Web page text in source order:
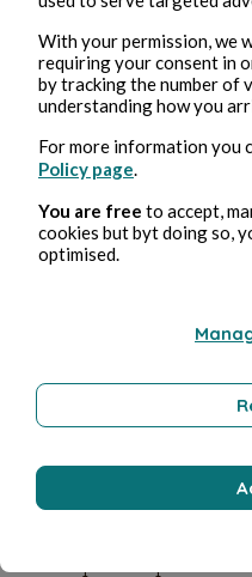
— Je ne te laisserai
jetant sur l’un de ses
Leurs lames
fusionnant avec
attaques étaient
visage déformé par
Airk, Mims et
horreur, devant cette
— Nous ne pouvons
devant cette bataille
sous leurs yeux,
autres, leur folie
leurs gestes étaient
With your permission, we
requiring your consent in
by tracking the number of
understanding how you
For more information you
Policy page
You are free to accept,
cookies but byt doing so,
optimised.